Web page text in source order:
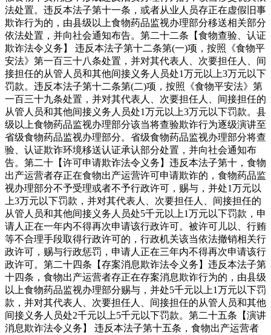
法处置。违反本法子第十一条，或者从业人员存正在虚假旧事
欺诈行为的，由县级以上食物药品监视办理部分移送相关部分
依法处置，并向社会通知布告。第二十二条【食物查验、认证
欺诈法令义务】 违反本法子第十二条第(一)项，按照《食物平
安法》第一百三十八条处置，并对其代表人、次要担任人、间
接担任的从管人员和其他间接义务人员处1万元以上3万元以下
罚款。违反本法子第十二条第(二)项，按照《食物平安法》第
一百三十九条处置，并对其代表人、次要担任人、间接担任的
从管人员和其他间接义务人员处1万元以上3万元以下罚款。县
级以上食物药品监视办理部分该当将查验欺诈行为逐级演讲至
省级食物药品监视办理部分。省级食物药品监视办理部分将查
验、认证欺诈环境移送认证承认部分处置，并向社会通知布
告。第二十【许可申请欺诈法令义务】违反本法子第十，食物
出产运营者存正在食物出产运营许可申请欺诈的，食物药品监
视办理部分不予受理或者不予行政许可，赐与，并处1万元以
上3万元以下罚款，并对其代表人、次要担任人、间接担任的
从管人员和其他间接义务人员处5千元以上1万元以下罚款，申
请人正在一年内不得再次申请该行政许可。被许可儿以、行贿
等不合理手段取得行政许可的，行政机关该当依法撤销相关行
政许可，赐与行政惩罚，申请人正在三年内不得再次申请该行
政许可。第二十四条【存案消息欺诈法令义务】违反本法子第
十四条，食物出产运营者存正在存案消息欺诈行为的，由县级
以上食物药品监视办理部分赐与，并处5千元以上1万元以下罚
款，并对其代表人、次要担任人、间接担任的从管人员和其他
间接义务人员处2千元以上5千元以下罚款。第二十五条【演讲
消息欺诈法令义务】 违反本法子第十五条，食物出产运营者